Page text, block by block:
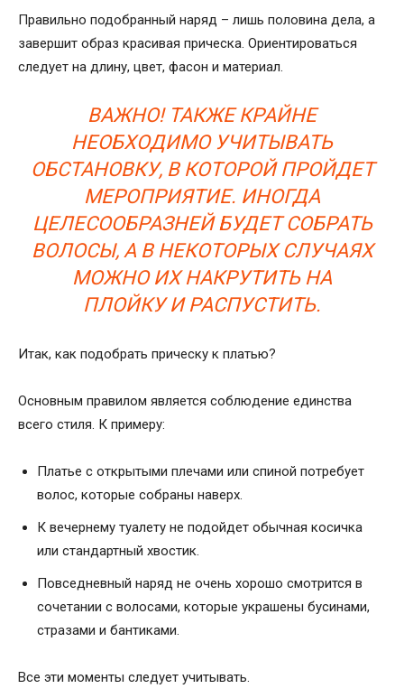
Правильно подобранный наряд – лишь половина дела, а
завершит образ красивая прическа. Ориентироваться
следует на длину, цвет, фасон и материал.
ВАЖНО! ТАКЖЕ КРАЙНЕ
НЕОБХОДИМО УЧИТЫВАТЬ
ОБСТАНОВКУ, В КОТОРОЙ ПРОЙДЕТ
МЕРОПРИЯТИЕ. ИНОГДА
ЦЕЛЕСООБРАЗНЕЙ БУДЕТ СОБРАТЬ
ВОЛОСЫ, А В НЕКОТОРЫХ СЛУЧАЯХ
МОЖНО ИХ НАКРУТИТЬ НА
ПЛОЙКУ И РАСПУСТИТЬ.
Итак, как подобрать прическу к платью?
Основным правилом является соблюдение единства
всего стиля. К примеру:
Платье с открытыми плечами или спиной потребует
волос, которые собраны наверх.
К вечернему туалету не подойдет обычная косичка
или стандартный хвостик.
Повседневный наряд не очень хорошо смотрится в
сочетании с волосами, которые украшены бусинами,
стразами и бантиками.
Все эти моменты следует учитывать.